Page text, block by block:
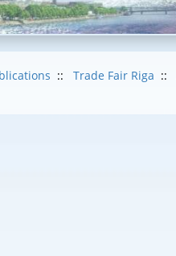
:: Trade Fair Riga ::